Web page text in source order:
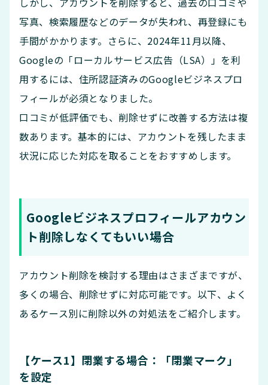
写真、検索履歴などのデータが失われ、再登録にも
手間がかかります。さらに、2024年11月以降、
Googleの「ローカルサービス広告（LSA）」を利
用するには、住所認証済みのGoogleビジネスプロ
フィールが必須となりました。
口コミが低評価でも、削除せずに改善する方法は複
数あります。基本的には、アカウントを残したまま
状況に応じた対応を取ることをおすすめします。
Googleビジネスプロフィールアカウン
ト削除しなくてもいい場合
アカウント削除を検討する理由はさまざまですが、
多くの場合、削除せずに対応可能です。以下、よく
あるケース別に削除以外の対処法をご紹介します。
【ケース1】閉業する場合：「閉業マーク」
を設定